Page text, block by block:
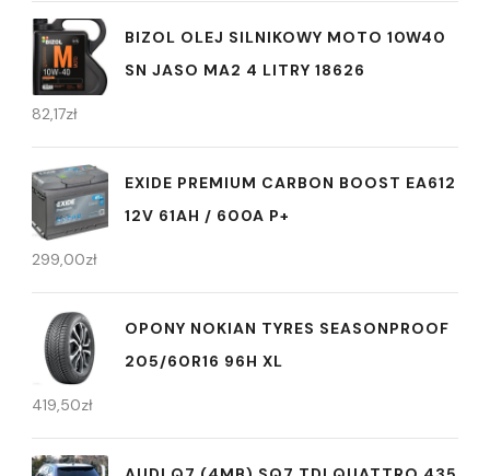
BIZOL OLEJ SILNIKOWY MOTO 10W40
SN JASO MA2 4 LITRY 18626
82,17zł
EXIDE PREMIUM CARBON BOOST EA612
12V 61AH / 600A P+
299,00zł
OPONY NOKIAN TYRES SEASONPROOF
205/60R16 96H XL
419,50zł